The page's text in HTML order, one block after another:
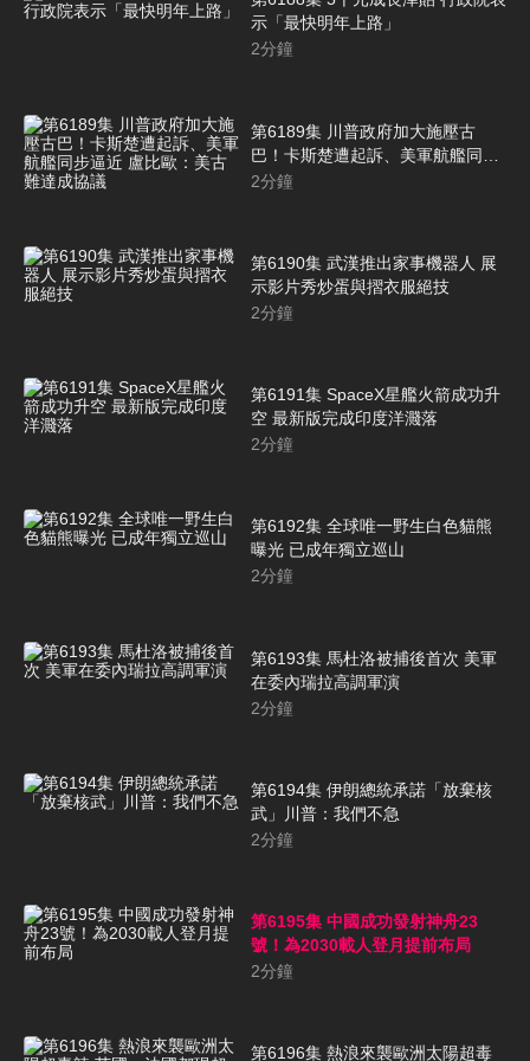
示「最快明年上路」
2分鐘
第6189集 川普政府加大施壓古
巴！卡斯楚遭起訴、美軍航艦同步
逼近 盧比歐：美古難達成協議
2分鐘
第6190集 武漢推出家事機器人 展
示影片秀炒蛋與摺衣服絕技
2分鐘
第6191集 SpaceX星艦火箭成功升
空 最新版完成印度洋濺落
2分鐘
第6192集 全球唯一野生白色貓熊
曝光 已成年獨立巡山
2分鐘
第6193集 馬杜洛被捕後首次 美軍
在委內瑞拉高調軍演
2分鐘
第6194集 伊朗總統承諾「放棄核
武」川普：我們不急
2分鐘
第6195集 中國成功發射神舟23
號！為2030載人登月提前布局
2分鐘
第6196集 熱浪來襲歐洲太陽超毒